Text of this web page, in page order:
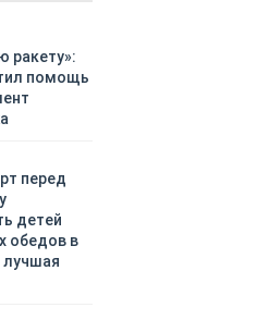
ракету»:
помощь
перед
детей
обедов в